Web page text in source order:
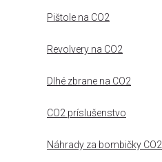
Pištole na CO2
Revolvery na CO2
Dlhé zbrane na CO2
CO2 príslušenstvo
Náhrady za bombičky CO2